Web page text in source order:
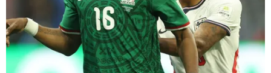
LEE TAMBIÉN